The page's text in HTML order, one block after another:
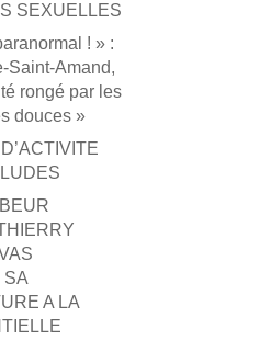
SEXUELLES
! » :
Saint-Amand,
rongé par les
douces »
SA
A LA